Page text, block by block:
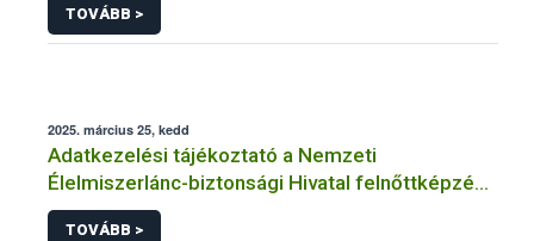
TOVÁBB >
2025. március 25, kedd
Adatkezelési tájékoztató a Nemzeti
Élelmiszerlánc-biztonsági Hivatal felnőttképzési
tevékenységéhez kapcsolódó adatkezeléséhez
TOVÁBB >